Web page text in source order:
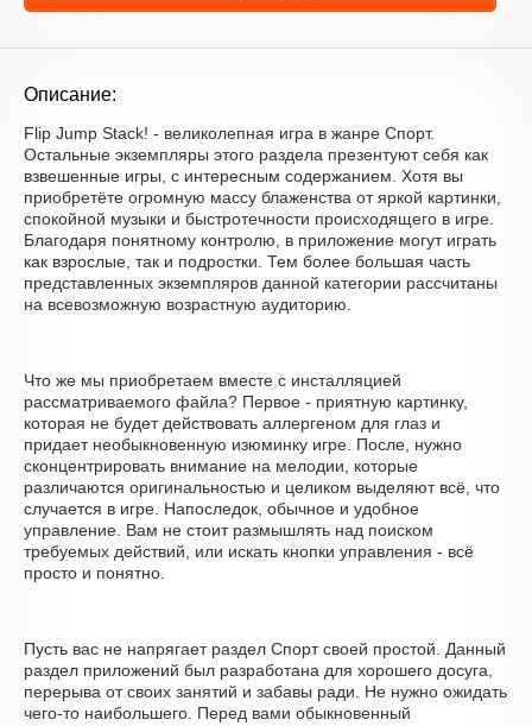
Описание:
Flip Jump Stack! - великолепная игра в жанре Спорт.
Остальные экземпляры этого раздела презентуют себя как
взвешенные игры, с интересным содержанием. Хотя вы
приобретёте огромную массу блаженства от яркой картинки,
спокойной музыки и быстротечности происходящего в игре.
Благодаря понятному контролю, в приложение могут играть
как взрослые, так и подростки. Тем более большая часть
представленных экземпляров данной категории рассчитаны
на всевозможную возрастную аудиторию.
Что же мы приобретаем вместе с инсталляцией
рассматриваемого файла? Первое - приятную картинку,
которая не будет действовать аллергеном для глаз и
придает необыкновенную изюминку игре. После, нужно
сконцентрировать внимание на мелодии, которые
различаются оригинальностью и целиком выделяют всё, что
случается в игре. Напоследок, обычное и удобное
управление. Вам не стоит размышлять над поиском
требуемых действий, или искать кнопки управления - всё
просто и понятно.
Пусть вас не напрягает раздел Спорт своей простой. Данный
раздел приложений был разработана для хорошего досуга,
перерыва от своих занятий и забавы ради. Не нужно ожидать
чего-то наибольшего. Перед вами обыкновенный